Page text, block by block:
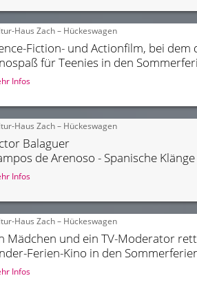
Haus Zach – Hückeswagen
für Teenies in den
Infos
Haus Zach – Hückeswagen
Balaguer
de Arenoso - Spanische
Infos
Haus Zach – Hückeswagen
Mädchen und ein TV-Moderator
Ferien-Kino in den
Infos